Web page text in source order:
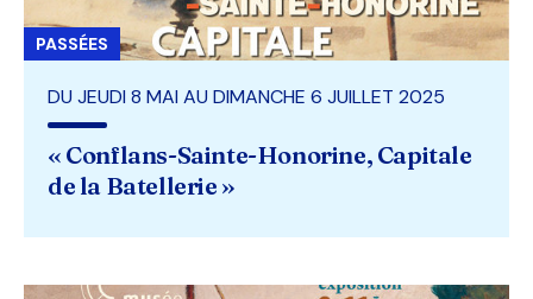
PASSÉES
DU JEUDI 8 MAI AU DIMANCHE 6 JUILLET 2025
« Conflans-Sainte-Honorine, Capitale
de la Batellerie »